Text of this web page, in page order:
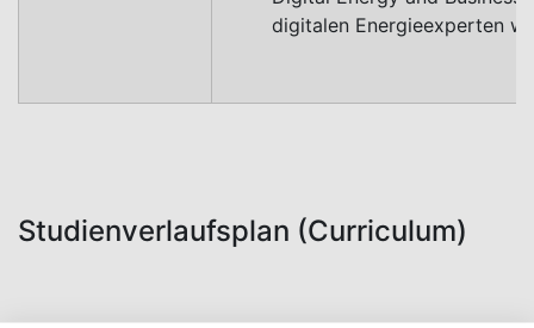
digitalen Energieexperten
Studienverlaufsplan (Curriculum)